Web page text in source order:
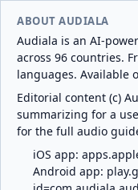
ABOUT AUDIALA
Audiala is an AI-
across 96 countries.
languages. Available
Editorial content (c)
summarizing for a
for the full audio
iOS app:
Android app: